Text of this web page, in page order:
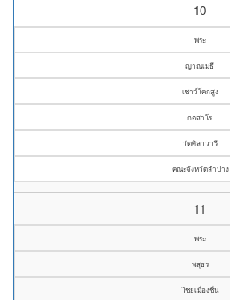
10
พระ
ญาณเมธี
เชาว์โคกสูง
กตสาโร
วัดศิลาวารี
คณะจังหวัดลำปาง
11
พระ
พสุธร
ไชยเมื่องชื่น